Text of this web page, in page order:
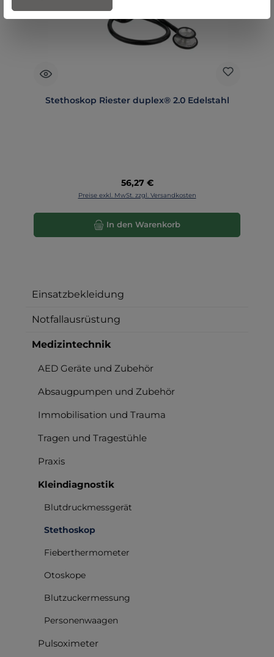
Stethoskop Riester duplex® 2.0 Edelstahl
Regulärer Preis:
56,27 €
Preise exkl. MwSt. zzgl. Versandkosten
In den Warenkorb
Einsatzbekleidung
Notfallausrüstung
Medizintechnik
AED Geräte und Zubehör
Absaugpumpen und Zubehör
Immobilisation und Trauma
Tragen und Tragestühle
Praxis
Kleindiagnostik
Blutdruckmessgerät
Stethoskop
Fieberthermometer
Otoskope
Blutzuckermessung
Personenwaagen
Pulsoximeter